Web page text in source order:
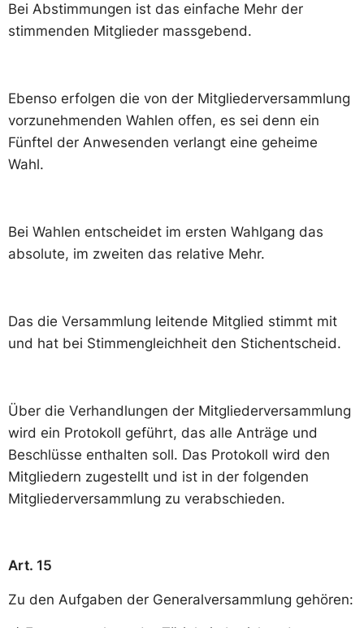
Bei Abstimmungen ist das einfache Mehr der
stimmenden Mitglieder massgebend.
Ebenso erfolgen die von der Mitgliederversammlung
vorzunehmenden Wahlen offen, es sei denn ein
Fünftel der Anwesenden verlangt eine geheime
Wahl.
Bei Wahlen entscheidet im ersten Wahlgang das
absolute, im zweiten das relative Mehr.
Das die Versammlung leitende Mitglied stimmt mit
und hat bei Stimmengleichheit den Stichentscheid.
Über die Verhandlungen der Mitgliederversammlung
wird ein Protokoll geführt, das alle Anträge und
Beschlüsse enthalten soll. Das Protokoll wird den
Mitgliedern zugestellt und ist in der folgenden
Mitgliederversammlung zu verabschieden.
Art. 15
Zu den Aufgaben der Generalversammlung gehören: